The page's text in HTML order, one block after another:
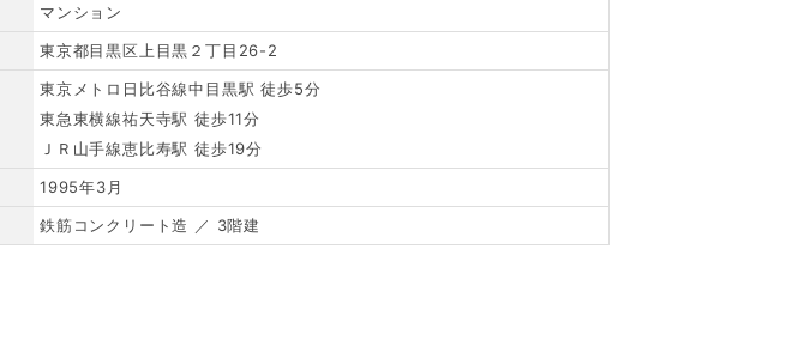
マンション
東京都目黒区上目黒２丁目26-2
東京メトロ日比谷線中目黒駅 徒歩5分
東急東横線祐天寺駅 徒歩11分
ＪＲ山手線恵比寿駅 徒歩19分
1995年3月
鉄筋コンクリート造 ／ 3階建